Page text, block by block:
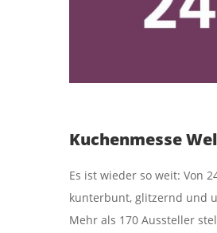
Kuchenmesse
Es ist wieder so weit: Von
kunterbunt, glitzernd und
Mehr als 170 Aussteller